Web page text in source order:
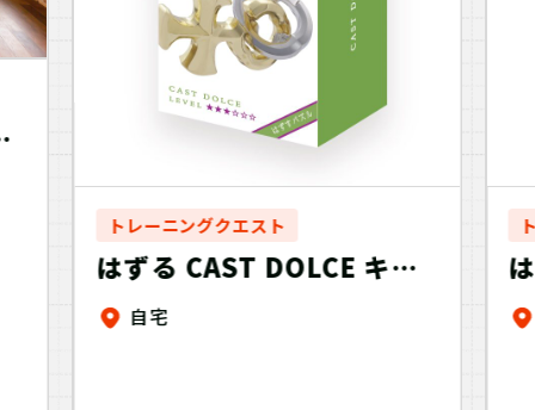
トレーニングクエスト
はずる CAST DOLCE キャ
ストドルチェ～おうちでト
自宅